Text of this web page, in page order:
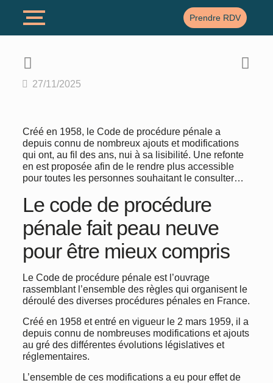
Prendre RDV
27/11/2025
Créé en 1958, le Code de procédure pénale a
depuis connu de nombreux ajouts et modifications
qui ont, au fil des ans, nui à sa lisibilité. Une refonte
en est proposée afin de le rendre plus accessible
pour toutes les personnes souhaitant le consulter…
Le code de procédure
pénale fait peau neuve
pour être mieux compris
Le Code de procédure pénale est l’ouvrage
rassemblant l’ensemble des règles qui organisent le
déroulé des diverses procédures pénales en France.
Créé en 1958 et entré en vigueur le 2 mars 1959, il a
depuis connu de nombreuses modifications et ajouts
au gré des différentes évolutions législatives et
réglementaires.
L’ensemble de ces modifications a eu pour effet de